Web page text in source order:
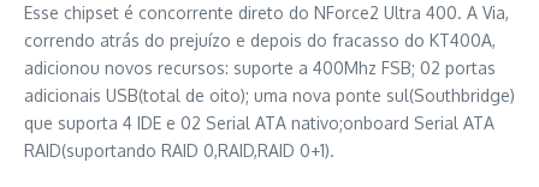
Esse chipset é concorrente direto do NForce2 Ultra 400. A Via,
correndo atrás do prejuízo e depois do fracasso do KT400A,
adicionou novos recursos: suporte a 400Mhz FSB; 02 portas
adicionais USB(total de oito); uma nova ponte sul(Southbridge)
que suporta 4 IDE e 02 Serial ATA nativo;onboard Serial ATA
RAID(suportando RAID 0,RAID,RAID 0+1).